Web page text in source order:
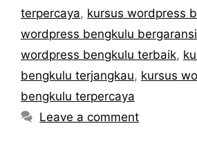
terpercaya, kursus wordpress
wordpress bengkulu bergaransi
wordpress bengkulu terbaik,
bengkulu terjangkau, kursus
bengkulu terpercaya
Leave a comment